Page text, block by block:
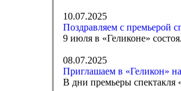
10.07.2025
Поздравляем с премьерой
9 июля в «Геликоне»
08.07.2025
Приглашаем в «Геликон»
В дни премьеры спектакля